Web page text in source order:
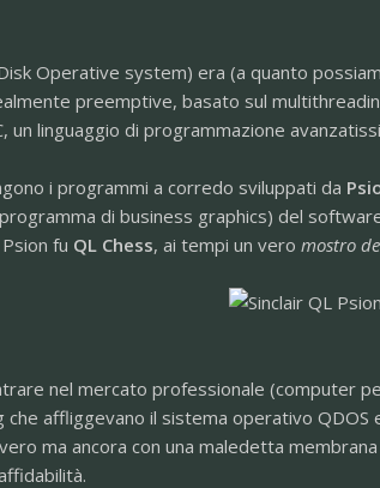
Operative system) era (a quanto
preemptive, basato sul
un linguaggio di programmazione
i programmi a corredo sviluppati da
di business graphics) del
fu QL Chess, ai tempi un vero mostro
nel mercato professionale (computer
affliggevano il sistema operativo QDOS
ma ancora con una maledetta